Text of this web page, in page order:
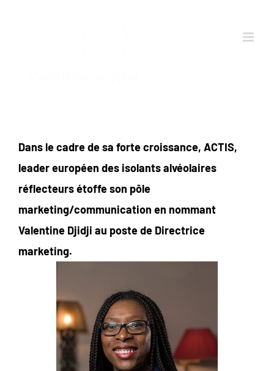
Dans le cadre de sa forte croissance, ACTIS,
leader européen des isolants alvéolaires
réflecteurs étoffe son pôle
marketing/communication en nommant
Valentine Djidji au poste de Directrice
marketing.